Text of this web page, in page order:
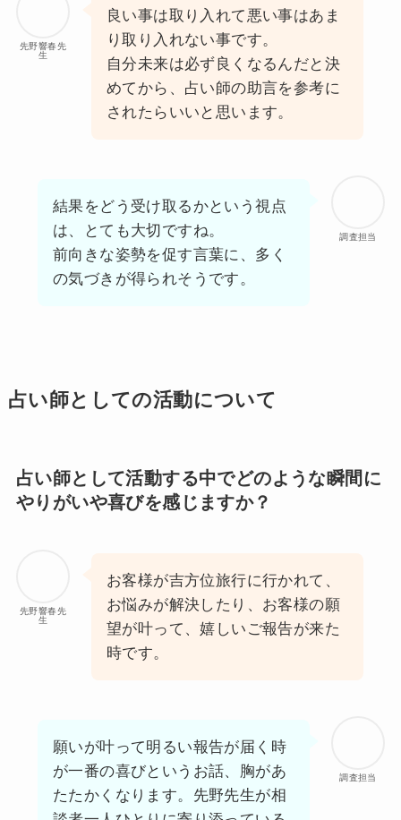
先野響春先
生
良い事は取り入れて悪い事はあま
り取り入れない事です。
自分未来は必ず良くなるんだと決
めてから、占い師の助言を参考に
されたらいいと思います。
調査担当
結果をどう受け取るかという視点
は、とても大切ですね。
前向きな姿勢を促す言葉に、多く
の気づきが得られそうです。
占い師としての活動について
占い師として活動する中でどのような瞬間に
やりがいや喜びを感じますか？
先野響春先
生
お客様が吉方位旅行に行かれて、
お悩みが解決したり、お客様の願
望が叶って、嬉しいご報告が来た
時です。
調査担当
願いが叶って明るい報告が届く時
が一番の喜びというお話、胸があ
たたかくなります。先野先生が相